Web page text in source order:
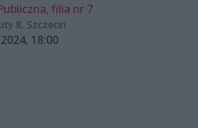
filia nr 7
8, Szczecin
18:00